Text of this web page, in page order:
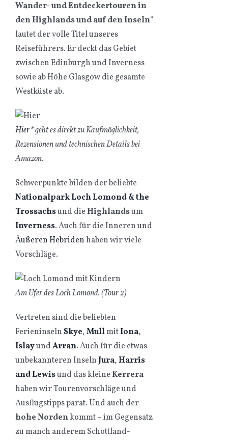
Wander- und Entdeckertouren in
den Highlands und auf den Inseln“
lautet der volle Titel unseres
Reiseführers. Er deckt das Gebiet
zwischen Edinburgh und Inverness
sowie ab Höhe Glasgow die gesamte
Westküste ab.
Hier* geht es direkt zu Kaufmöglichkeit,
Rezensionen und technischen Details bei
Amazon.
Schwerpunkte bilden der beliebte
Nationalpark Loch Lomond & the
Trossachsund dieHighlandsum
Inverness. Auch für die Inneren und
Äußeren Hebridenhaben wir viele
Vorschläge.
Am Ufer des Loch Lomond. (Tour 2)
Vertreten sind die beliebten
Ferieninseln Skye,MullmitIona,
IslayundArran. Auch für die etwas
unbekannteren InselnJura,Harris
and Lewisund das kleineKerrera
haben wir Tourenvorschläge und
Ausflugstipps parat. Und auch der
hohe Nordenkommt – im Gegensatz
zu manch anderem Schottland-